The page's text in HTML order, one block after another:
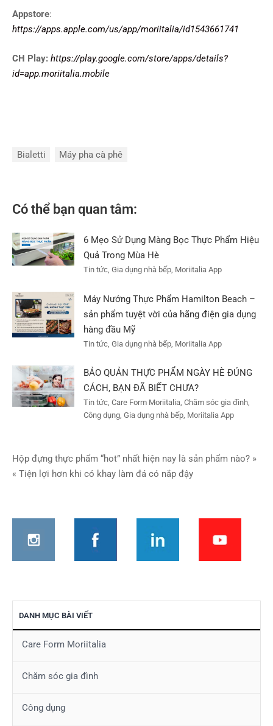
Appstore:
https://apps.apple.com/us/app/moriitalia/id1543661741
CH Play: https://play.google.com/store/apps/details?
id=app.moriitalia.mobile
Bialetti Máy pha cà phê
Có thể bạn quan tâm:
6 Mẹo Sử Dụng Màng Bọc Thực Phẩm Hiệu
Quả Trong Mùa Hè
Tin tức, Gia dụng nhà bếp, Moriitalia App
Máy Nướng Thực Phẩm Hamilton Beach –
sản phẩm tuyệt vời của hãng điện gia dụng
hàng đầu Mỹ
Tin tức, Gia dụng nhà bếp, Moriitalia App
BẢO QUẢN THỰC PHẨM NGÀY HÈ ĐÚNG
CÁCH, BẠN ĐÃ BIẾT CHƯA?
Tin tức, Care Form Moriitalia, Chăm sóc gia đình,
Công dụng, Gia dụng nhà bếp, Moriitalia App
Điều
hướng
viết
Hộp đựng thực phẩm “hot” nhất hiện nay là sản phẩm nào? »
« Tiện lợi hơn khi có khay làm đá có nắp đậy
DANH MỤC BÀI VIẾT
Care Form Moriitalia
Chăm sóc gia đình
Công dụng